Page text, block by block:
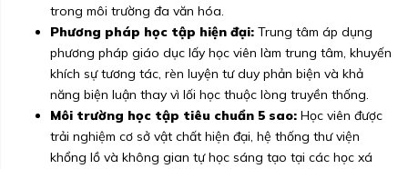
trong môi trường đa văn hóa.
Phương pháp học tập hiện đại: Trung tâm áp dụng
phương pháp giáo dục lấy học viên làm trung tâm, khuyến
khích sự tương tác, rèn luyện tư duy phản biện và khả
năng biện luận thay vì lối học thuộc lòng truyền thống.
Môi trường học tập tiêu chuẩn 5 sao: Học viên được
trải nghiệm cơ sở vật chất hiện đại, hệ thống thư viện
khổng lồ và không gian tự học sáng tạo tại các học xá